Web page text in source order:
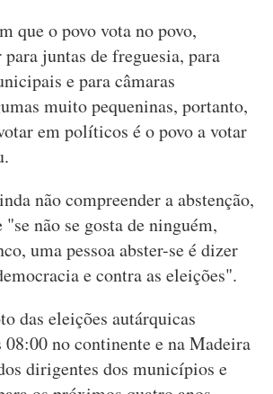
que o povo vota no povo,
para juntas de freguesia, para
e para câmaras
muito pequeninas, portanto,
em políticos é o povo a votar
não compreender a abstenção,
"se não se gosta de ninguém,
uma pessoa abster-se é dizer
e contra as eleições".
das eleições autárquicas
no continente e na Madeira
dirigentes dos municípios e